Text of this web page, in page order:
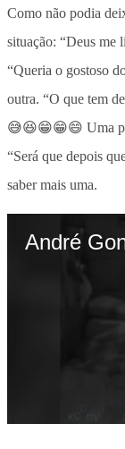
Como não podia
situação: “Deus me
“Queria o gostoso
outra. “O que tem
😅😆😁😁😄 Uma
“Será que depois
saber mais uma.